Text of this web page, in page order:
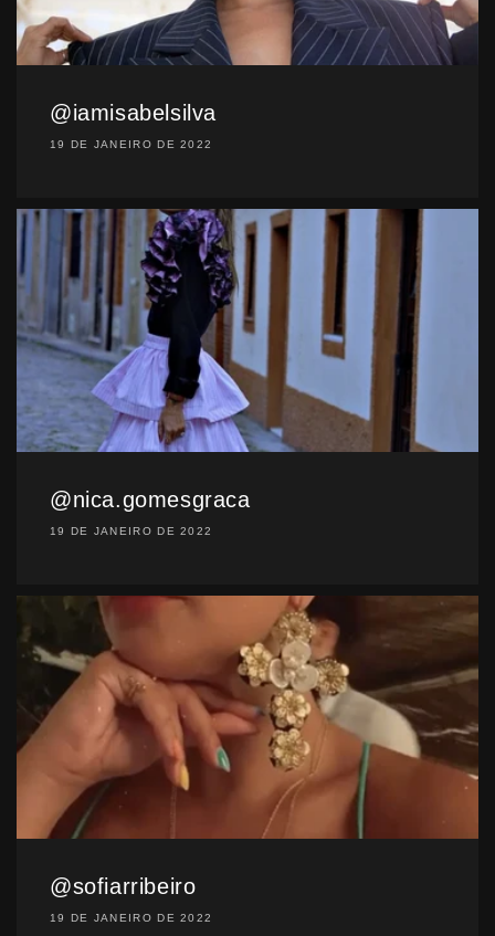
@iamisabelsilva
19 DE JANEIRO DE 2022
@nica.gomesgraca
19 DE JANEIRO DE 2022
@sofiarribeiro
19 DE JANEIRO DE 2022